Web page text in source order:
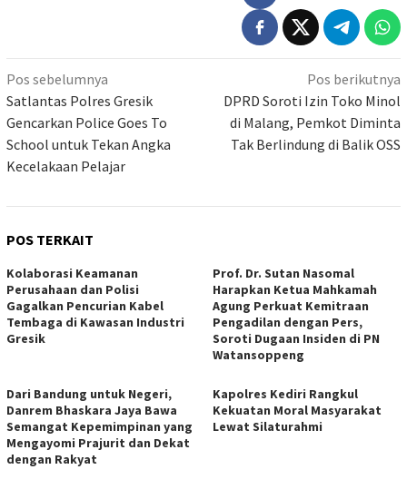
Navigasi
pos
Pos sebelumnya
Satlantas Polres Gresik
Gencarkan Police Goes To
School untuk Tekan Angka
Kecelakaan Pelajar
Pos berikutnya
DPRD Soroti Izin Toko Minol
di Malang, Pemkot Diminta
Tak Berlindung di Balik OSS
POS TERKAIT
Kolaborasi Keamanan
Perusahaan dan Polisi
Gagalkan Pencurian Kabel
Tembaga di Kawasan Industri
Gresik
Prof. Dr. Sutan Nasomal
Harapkan Ketua Mahkamah
Agung Perkuat Kemitraan
Pengadilan dengan Pers,
Soroti Dugaan Insiden di PN
Watansoppeng
Dari Bandung untuk Negeri,
Danrem Bhaskara Jaya Bawa
Semangat Kepemimpinan yang
Mengayomi Prajurit dan Dekat
dengan Rakyat
Kapolres Kediri Rangkul
Kekuatan Moral Masyarakat
Lewat Silaturahmi